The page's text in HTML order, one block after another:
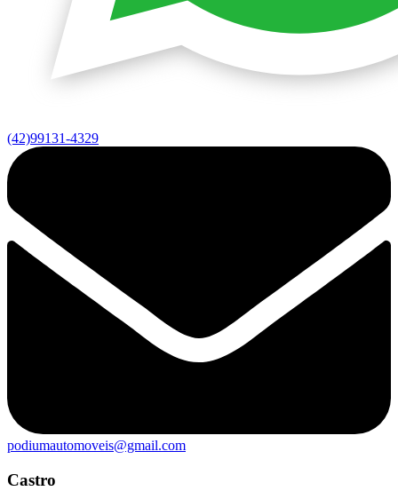
(42)99131-4329
podiumautomoveis@gmail.com
Castro